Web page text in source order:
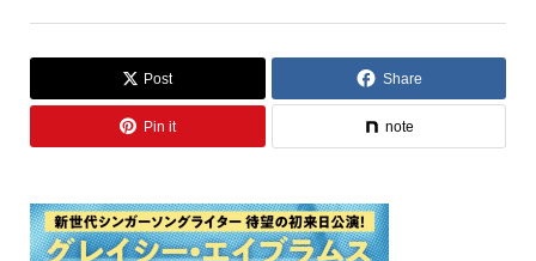
Post Share
Pin it note